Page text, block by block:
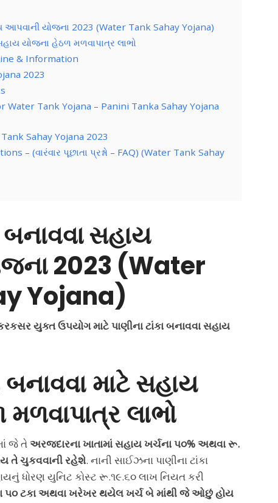
આપવાની યોજના 2023 (Water Tank Sahay Yojana)
યોજના હેઠળ મળવાપાત્ર લાભો
& Information
2023
Tank Yojana – Panini Tanka Sahay Yojana
Sahay Yojana 2023
– (વારંવાર પૂછાતા પ્રશ્નો – FAQ) (Water Tank Sahay
બનાવવા સહાય
2023 (Water
Yojana)
યુક્ત ઉપયોગ માટે પાણીના ટાંકા બનાવવા સહાય
બનાવવા માટે સહાય
લાભો
જે તેઅરજદારના ખાતામાં સહાય ખર્ચના પ૦% અથવા રૂ.
તે ચુકવવાની રહેશે. નાની સાઈઝના પાણીના ટાંકા
ધોરણ યુનિટ કોસ્ટ રૂ.૧૯.૬૦ લાખ નિયત કરી
૫૦ ટકા અથવા ખરેખર થયેલ ખર્ચ બે માંથી જે ઓછું હોય